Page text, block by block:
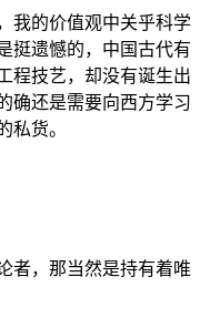
我的价值观中关乎科学
挺遗憾的，中国古代有
程技艺，却没有诞生出
确还是需要向西方学习
私货。
者，那当然是持有着唯